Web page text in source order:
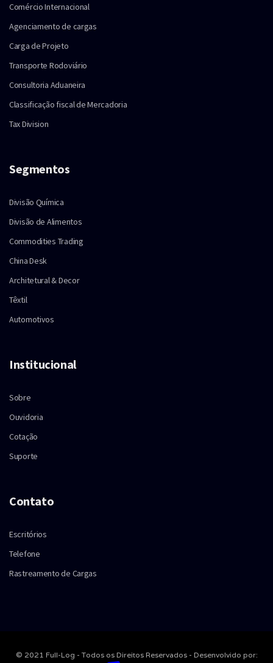
Comércio Internacional
Agenciamento de cargas
Carga de Projeto
Transporte Rodoviário
Consultoria Aduaneira
Classificação fiscal de Mercadoria
Tax Division
Segmentos
Divisão Química
Divisão de Alimentos
Commodities Trading
China Desk
Architetural & Decor
Têxtil
Automotivos
Institucional
Sobre
Ouvidoria
Cotação
Suporte
Contato
Escritórios
Telefone
Rastreamento de Cargas
© 2021 Full-Log - Todos os Direitos Reservados - Desenvolvido por: